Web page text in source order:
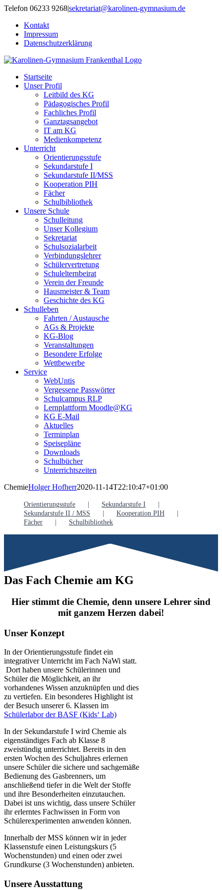
Zum
springen
Telefon 06233 9268|sekretariat@karolinen-gymnasium.de
Kontakt
Impressum
Datenschutzerklärung
Startseite
Unser Profil
Leitbild des KG
Pädagogisches Profil
Fachliches Profil
Ganztagsangebot
IT am KG
Medienkompetenz
Unterricht
Orientierungsstufe
Sekundarstufe I
Sekundarstufe II/MSS
Kooperation PIH
Fächer
Schulbibliothek
Unsere Schule
Schulleitung
Unser Kollegium
Sekretariat
Schulsozialarbeit
Verbindungslehrer
Schülervertretung
Schulelternbeirat
Verein der Freunde
Hausmeister & Team
Geschichte des KG
Schulleben
Fahrten / Austausche
AGs & Projekte
KG-Blog
Veranstaltungen
Besondere Erfolge
Wettbewerbe
Service
WebUntis
Vergessene Passwörter
Schulcampus RLP
Lernplattform Moodle@KG
KG E-Mail
Aktuelles
Terminplan
Speisepläne
Downloads
Schulbücher
Unterrichtszeiten
ChemieHolger Hofherr2020-11-14T22:10:47+01:00
Orientierungsstufe
Sekundarstufe I
Sekundarstufe II / MSS
Kooperation PIH
Fächer
Schulbibliothek
Das Fach Chemie am KG
Hier stimmt die Chemie, denn unsere Lehrer sind
mit ganzem Herzen dabei!
Unser Konzept
In der Orientierungsstufe findet ein
integrativer Unterricht im Fach NaWi statt.
Dort haben unsere Schülerinnen und
Schüler die Möglichkeit, an ihr
vorhandenes Wissen anzuknüpfen und dies
zu vertiefen. Ein besonderes Highlight ist
der Besuch unserer 6. Klassen im
Schülerlabor der BASF (Kids‘ Lab)
In der Sekundarstufe I wird Chemie als
eigenständiges Fach ab Klasse 8
zweistündig unterrichtet. Bereits in den
ersten Wochen des Schuljahres erlernen
unsere Schüler die sichere und sachgemäße
Bedienung des Gasbrenners, um
anschließend tiefer in die Welt der Stoffe
und ihre Besonderheiten einzutauchen.
Dabei ist uns wichtig, dass unsere Schüler
ihr erlerntes Fachwissen in Form von
Schülerexperimenten anwenden können.
Innerhalb der MSS können wir in jeder
Klassenstufe einen Leistungskurs (5
Wochenstunden) und einen oder zwei
Grundkurse (3 Wochenstunden) anbieten.
Unsere Ausstattung